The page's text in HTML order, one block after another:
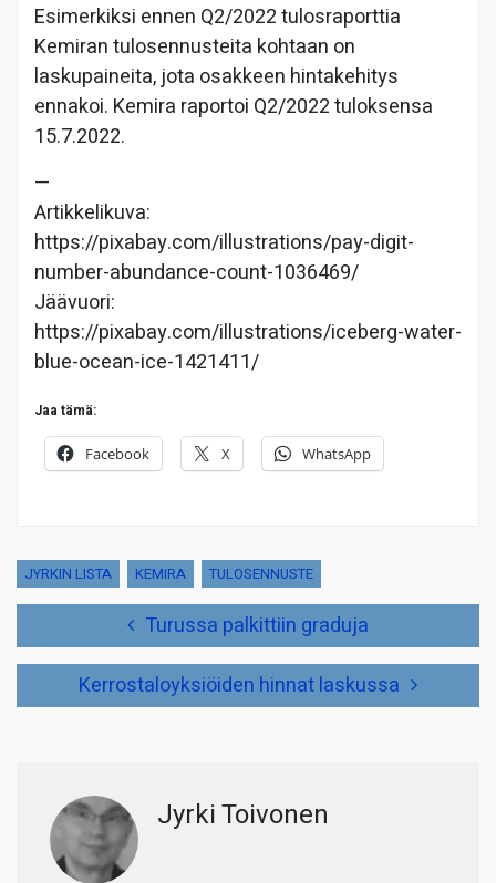
Esimerkiksi ennen Q2/2022 tulosraporttia
Kemiran tulosennusteita kohtaan on
laskupaineita, jota osakkeen hintakehitys
ennakoi. Kemira raportoi Q2/2022 tuloksensa
15.7.2022.
—
Artikkelikuva:
https://pixabay.com/illustrations/pay-digit-
number-abundance-count-1036469/
Jäävuori:
https://pixabay.com/illustrations/iceberg-water-
blue-ocean-ice-1421411/
Jaa tämä:
Facebook X WhatsApp
JYRKIN LISTA KEMIRA TULOSENNUSTE
Turussa palkittiin graduja
Kerrostaloyksiöiden hinnat laskussa
Jyrki Toivonen